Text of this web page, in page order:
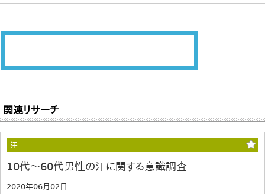
関連リサーチ
汗
10代～60代男性の汗に関する意識調査
2020年06月02日